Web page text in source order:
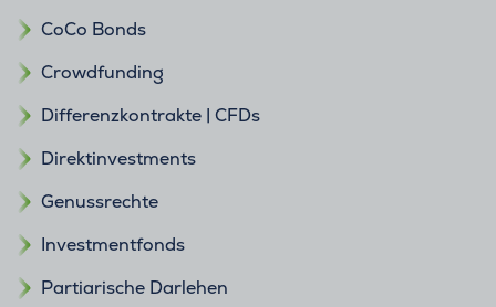
CoCo Bonds
Crowdfunding
Differenzkontrakte | CFDs
Direktinvestments
Genussrechte
Investmentfonds
Partiarische Darlehen